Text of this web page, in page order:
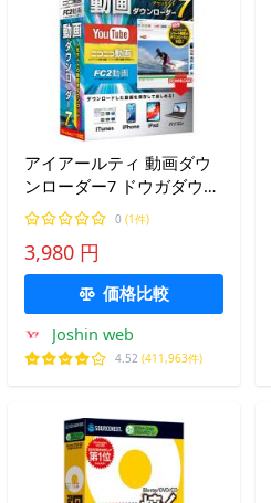
アイアールティ 動画ダウ
ンローダー7 ドウガダウン
ロ-ダ-7-W 返品種別B
0 (1件)
3,980 円
価格比較
Joshin web
4.52 (411,963件)